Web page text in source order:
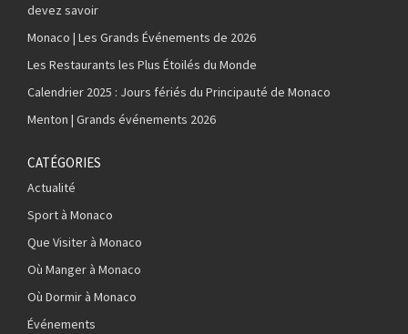
devez savoir
Monaco | Les Grands Événements de 2026
Les Restaurants les Plus Étoilés du Monde
Calendrier 2025 : Jours fériés du Principauté de Monaco
Menton | Grands événements 2026
CATÉGORIES
Actualité
Sport à Monaco
Que Visiter à Monaco
Où Manger à Monaco
Où Dormir à Monaco
Événements